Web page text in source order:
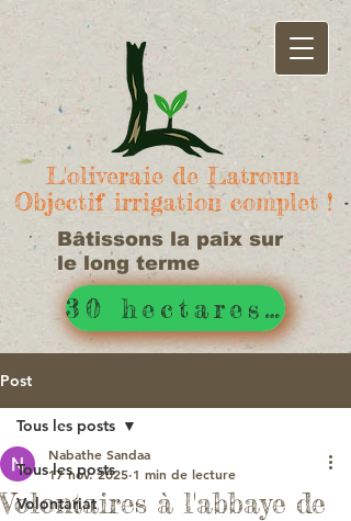
L'oliveraie de Latroun
Objectif irrigation complet !
30 hectares
Bâtissons la paix sur
le long terme
Post
Tous les posts
Volontariat
Tous les posts
Volontaires à l'abbaye de
Nabathe Sandaa
17 nov. 2025 1 min de lecture